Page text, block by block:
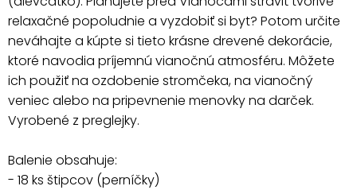
relaxačné popoludnie a vyzdobiť si byt? Potom určite
neváhajte a kúpte si tieto krásne drevené dekorácie,
ktoré navodia príjemnú vianočnú atmosféru. Môžete
ich použiť na ozdobenie stromčeka, na vianočný
veniec alebo na pripevnenie menovky na darček.
Vyrobené z preglejky.
Balenie obsahuje:
- 18 ks štipcov (perníčky)